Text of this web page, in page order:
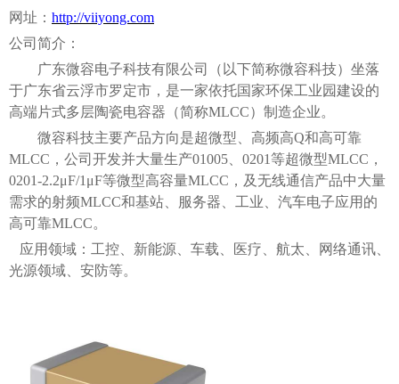
网址： http://viiyong.com
公司简介：
广东微容电子科技有限公司（以下简称微容科技）坐落
于广东省云浮市罗定市，是一家依托国家环保工业园建设的
高端片式多层陶瓷电容器（简称MLCC）制造企业。
微容科技主要产品方向是超微型、高频高Q和高可靠
MLCC，公司开发并大量生产01005、0201等超微型MLCC，
0201-2.2μF/1μF等微型高容量MLCC，及无线通信产品中大量
需求的射频MLCC和基站、服务器、工业、汽车电子应用的
高可靠MLCC。
应用领域：工控、新能源、车载、医疗、航太、网络通讯、
光源领域、安防等。